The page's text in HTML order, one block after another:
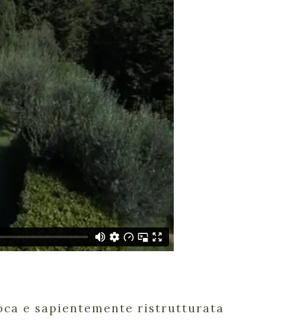
e sapientemente ristrutturata